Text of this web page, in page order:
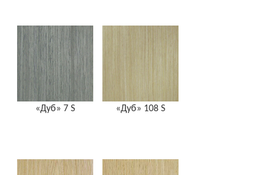
«Дуб» 7 S «Дуб» 108 S